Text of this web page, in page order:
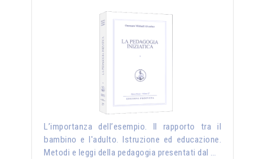
L’importanza dell’esempio. Il rapporto tra il
bambino e l'adulto. Istruzione ed educazione.
Metodi e leggi della pedagogia presentati dal …